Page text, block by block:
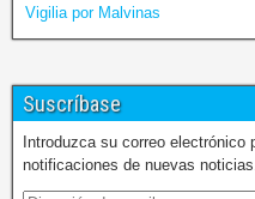
Vigilia por Malvinas
Suscríbase
Introduzca su correo electrónico
notificaciones de nuevas noticias.